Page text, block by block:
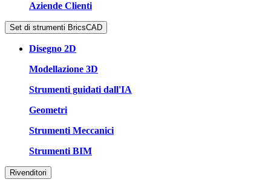
Aziende Clienti
Set di strumenti BricsCAD
Disegno 2D
Modellazione 3D
Strumenti guidati dall'IA
Geometri
Strumenti Meccanici
Strumenti BIM
Rivenditori